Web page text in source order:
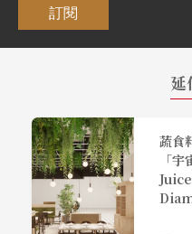
訂閱
延
蔬食
「